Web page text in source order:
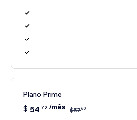
Plano Prime
$ 54 72/mês $5760